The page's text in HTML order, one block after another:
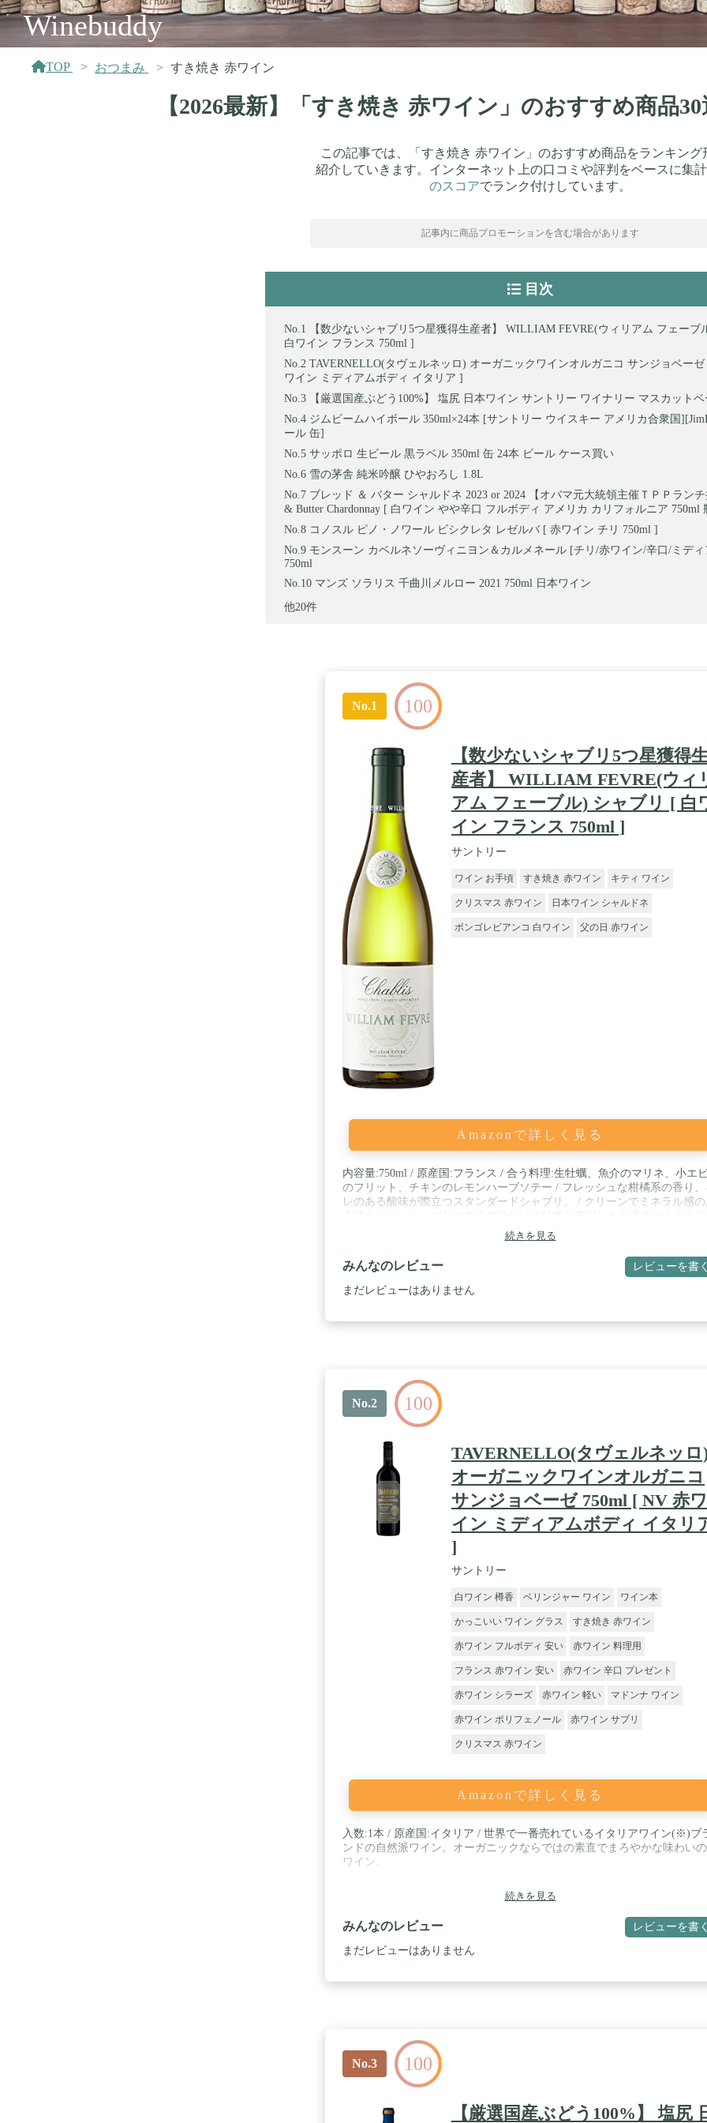
Winebuddy
TOP おつまみ すき焼き 赤ワイン
【2026最新】「すき焼き 赤ワイン」のおすすめ商品
この記事では、「すき焼き 赤ワイン」のおすすめ商品をランキング
紹介していきます。インターネット上の口コミや評判をベースに集
のスコアでランク付けしています。
記事内に商品プロモーションを含む場合があります
目次
【数少ないシャブリ5つ星獲得生産者】 WILLIAM FEVRE(ウィリアム フェーブ
白ワイン フランス 750ml ]
TAVERNELLO(タヴェルネッロ) オーガニックワインオルガニコ サンジョベー
ワイン ミディアムボディ イタリア ]
【厳選国産ぶどう100%】 塩尻 日本ワイン サントリー ワイナリー マスカットベ
ジムビームハイボール 350ml×24本 [サントリー ウイスキー アメリカ合衆国
ール 缶]
サッポロ 生ビール 黒ラベル 350ml 缶 24本 ビール ケース買い
雪の茅舎 純米吟醸 ひやおろし 1.8L
ブレッド ＆ バター シャルドネ 2023 or 2024 【オバマ元大統領主催ＴＰＰランチ
& Butter Chardonnay [ 白ワイン やや辛口 フルボディ アメリカ カリフォルニア 750ml
コノスル ピノ・ノワール ビシクレタ レゼルバ [ 赤ワイン チリ 750ml ]
モンスーン カベルネソーヴィニヨン＆カルメネール [チリ/赤ワイン/辛口/ミディ
750ml
マンズ ソラリス 千曲川メルロー 2021 750ml 日本ワイン
他20件
No.1 100
【数少ないシャブリ5つ星獲得生
産者】 WILLIAM FEVRE(ウィ
アム フェーブル) シャブリ [ 白
イン フランス 750ml ]
サントリー
ワイン お手頃 すき焼き 赤ワイン キティ ワイン
クリスマス 赤ワイン 日本ワイン シャルドネ
ボンゴレビアンコ 白ワイン 父の日 赤ワイン
Amazonで詳しく見る
内容量:750ml / 原産国:フランス / 合う料理:生牡蠣、魚介のマリネ、小エ
のフリット、チキンのレモンハーブソテー / フレッシュな柑橘系の香り、
レのある酸味が際立つスタンダードシャブリ。 / クリーンでミネラル感の
続きを見る
みんなのレビュー レビューを書く
まだレビューはありません
No.2 100
TAVERNELLO(タヴェルネッロ
オーガニックワインオルガニコ
サンジョベーゼ 750ml [ NV 赤ワ
イン ミディアムボディ イタリ
]
サントリー
白ワイン 樽香 ベリンジャー ワイン ワイン本
かっこいい ワイン グラス すき焼き 赤ワイン
赤ワイン フルボディ 安い 赤ワイン 料理用
フランス 赤ワイン 安い 赤ワイン 辛口 プレゼント
赤ワイン シラーズ 赤ワイン 軽い マドンナ ワイン
赤ワイン ポリフェノール 赤ワイン サプリ
クリスマス 赤ワイン
Amazonで詳しく見る
入数:1本 / 原産国:イタリア / 世界で一番売れているイタリアワイン(※)ブ
ンドの自然派ワイン。オーガニックならではの素直でまろやかな味わい
ワイン。
続きを見る
みんなのレビュー レビューを書く
まだレビューはありません
No.3 100
【厳選国産ぶどう100%】 塩尻